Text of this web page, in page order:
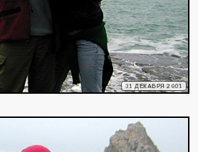
31 ДЕКАБРЯ 2001